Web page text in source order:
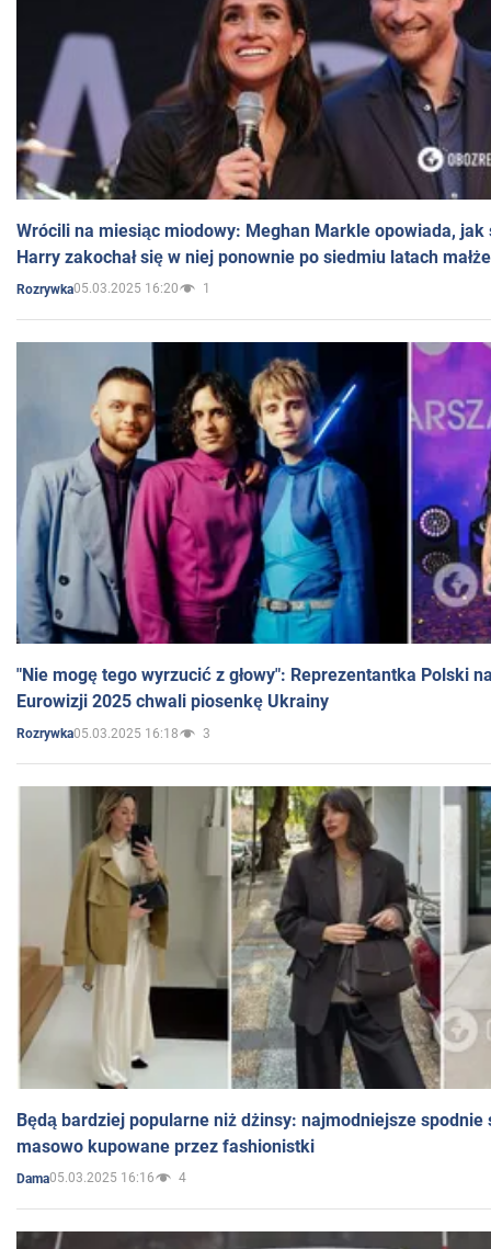
Wrócili na miesiąc miodowy: Meghan Markle opowiada, jak
Harry zakochał się w niej ponownie po siedmiu latach
Rozrywka05.03.2025 16:20 1
"Nie mogę tego wyrzucić z głowy": Reprezentantka Polski
Eurowizji 2025 chwali piosenkę Ukrainy
Rozrywka05.03.2025 16:18 3
Będą bardziej popularne niż dżinsy: najmodniejsze spodnie
masowo kupowane przez fashionistki
Dama05.03.2025 16:16 4